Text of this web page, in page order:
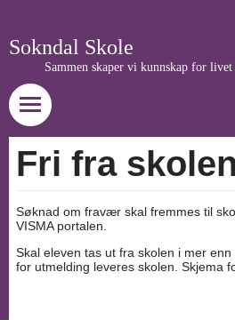
Sokndal Skole
Sammen skaper vi kunnskap for livet
Fri fra
Søknad om fravær skal fremmes til
VISMA portalen.
Skal eleven tas ut fra skolen i mer
for utmelding leveres skolen. Skjema